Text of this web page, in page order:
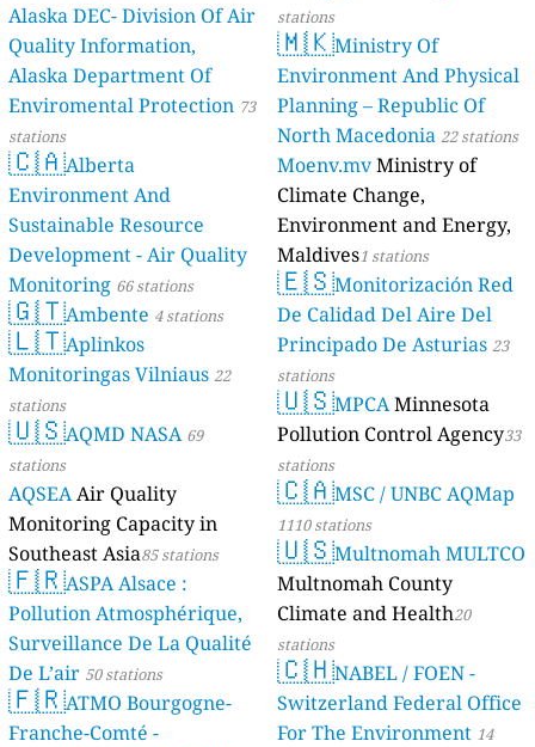
Alaska DEC- Division Of Air
Quality Information,
Alaska Department Of
Enviromental Protection 73
stations
🇨🇦Alberta
Environment And
Sustainable Resource
Development - Air Quality
Monitoring 66 stations
🇬🇹Ambente 4 stations
🇱🇹Aplinkos
Monitoringas Vilniaus 22
stations
🇺🇸AQMD NASA 69
stations
AQSEAAir Quality
Monitoring Capacity in
Southeast Asia85 stations
🇫🇷ASPA Alsace :
Pollution Atmosphérique,
Surveillance De La Qualité
De L’air 50 stations
🇫🇷ATMO Bourgogne-
Franche-Comté -
stations
🇲🇰Ministry Of
Environment And Physical
Planning – Republic Of
North Macedonia 22 stations
Moenv.mvMinistry of
Climate Change,
Environment and Energy,
Maldives1 stations
🇪🇸Monitorización Red
De Calidad Del Aire Del
Principado De Asturias 23
stations
🇺🇸MPCAMinnesota
Pollution Control Agency33
stations
🇨🇦MSC / UNBC AQMap
1110 stations
🇺🇸Multnomah MULTCO
Multnomah County
Climate and Health20
stations
🇨🇭NABEL / FOEN -
Switzerland Federal Office
For The Environment 14